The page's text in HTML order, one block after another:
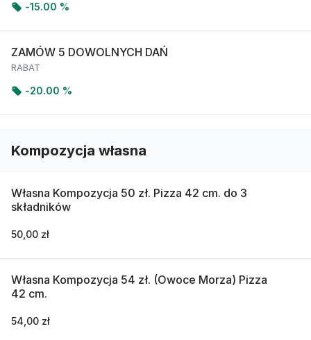
-15.00 %
ZAMÓW 5 DOWOLNYCH DAŃ
RABAT
-20.00 %
Kompozycja własna
Własna Kompozycja 50 zł. Pizza 42 cm. do 3
składników
50,00 zł
Własna Kompozycja 54 zł. (Owoce Morza) Pizza
42 cm.
54,00 zł